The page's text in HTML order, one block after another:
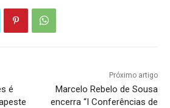
é
Próximo artigo
Marcelo Rebelo de Sousa
encerra “I Conferências de